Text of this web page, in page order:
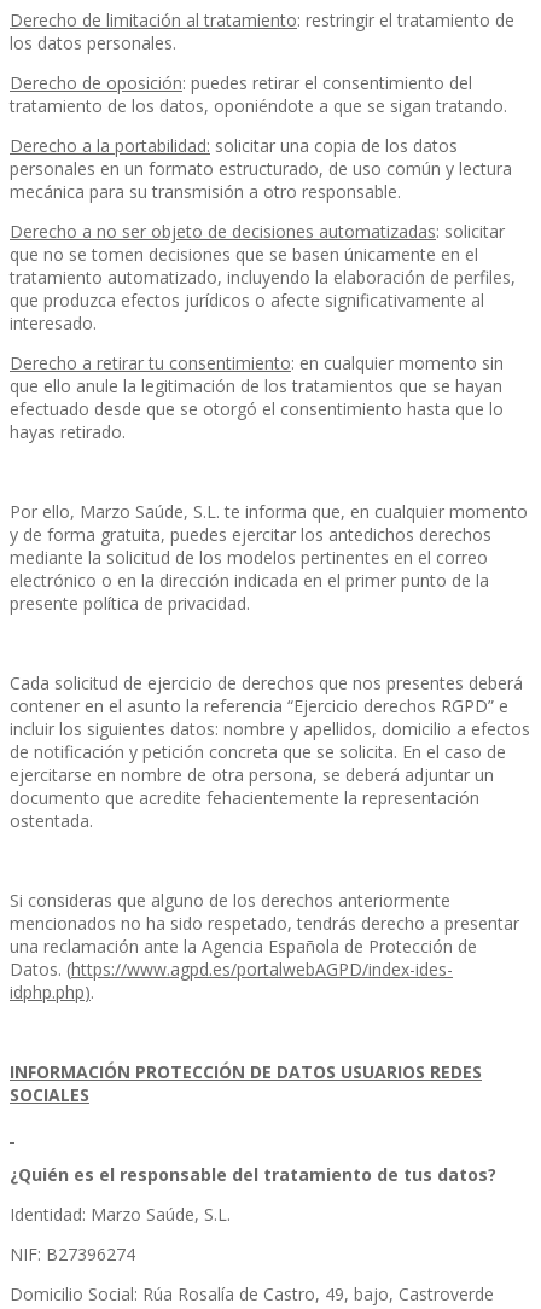
Derecho de limitación al tratamiento: restringir el tratamiento de
los datos personales.
Derecho de oposición: puedes retirar el consentimiento del
tratamiento de los datos, oponiéndote a que se sigan tratando.
Derecho a la portabilidad: solicitar una copia de los datos
personales en un formato estructurado, de uso común y lectura
mecánica para su transmisión a otro responsable.
Derecho a no ser objeto de decisiones automatizadas: solicitar
que no se tomen decisiones que se basen únicamente en el
tratamiento automatizado, incluyendo la elaboración de perfiles,
que produzca efectos jurídicos o afecte significativamente al
interesado.
Derecho a retirar tu consentimiento: en cualquier momento sin
que ello anule la legitimación de los tratamientos que se hayan
efectuado desde que se otorgó el consentimiento hasta que lo
hayas retirado.
Por ello, Marzo Saúde, S.L. te informa que, en cualquier momento
y de forma gratuita, puedes ejercitar los antedichos derechos
mediante la solicitud de los modelos pertinentes en el correo
electrónico o en la dirección indicada en el primer punto de la
presente política de privacidad.
Cada solicitud de ejercicio de derechos que nos presentes deberá
contener en el asunto la referencia “Ejercicio derechos RGPD” e
incluir los siguientes datos: nombre y apellidos, domicilio a efectos
de notificación y petición concreta que se solicita. En el caso de
ejercitarse en nombre de otra persona, se deberá adjuntar un
documento que acredite fehacientemente la representación
ostentada.
Si consideras que alguno de los derechos anteriormente
mencionados no ha sido respetado, tendrás derecho a presentar
una reclamación ante la Agencia Española de Protección de
Datos. (https://www.agpd.es/portalwebAGPD/index-ides-
idphp.php).
INFORMACIÓN PROTECCIÓN DE DATOS USUARIOS REDES
SOCIALES
¿Quién es el responsable del tratamiento de tus datos?
Identidad: Marzo Saúde, S.L.
NIF: B27396274
Domicilio Social: Rúa Rosalía de Castro, 49, bajo, Castroverde